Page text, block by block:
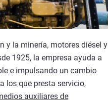
y la minería, motores diésel y
1925, la empresa ayuda a
e impulsando un cambio
los que presta servicio,
auxiliares de